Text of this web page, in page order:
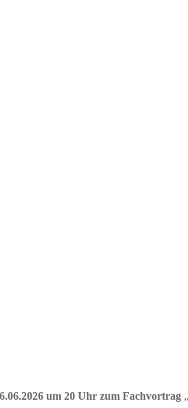
um 20 Uhr zum Fachvortrag „